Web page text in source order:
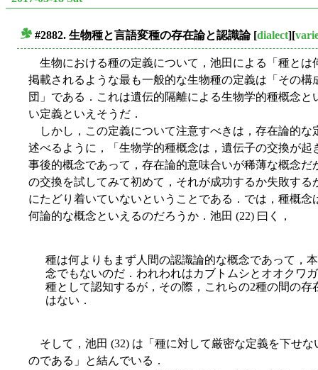
#2882. 生物種と言語変種の存在論と認識論[dialect][
生物における種の定義について，池田による「種とは
掲載されるような最も一般的な生物種の定義は「その
団」である．これは遺伝的隔離による生物学的種概念
い定義といえそうだ．
しかし，この定義について注意すべきは，存在論的な
述べるように，「生物学的種概念は，遺伝子の交換が
事後的概念であって，存在論的意味合いが稀薄な概念
の交換を試してみて初めて，それが成功するか失敗す
にたどり着いていないということである．では，種概
何論的な概念といえるのだろうか．池田 (22) 曰く，
種は何よりもまず人間の認識論的な概念であって，
念でもないのだ．われわれはカブトムシとオオクワ
種として認知するが，その際，これらの2種の間の
はない．
そして，池田 (32) は「種に対して厳密な定義を下せ
のである」と結んでいる．